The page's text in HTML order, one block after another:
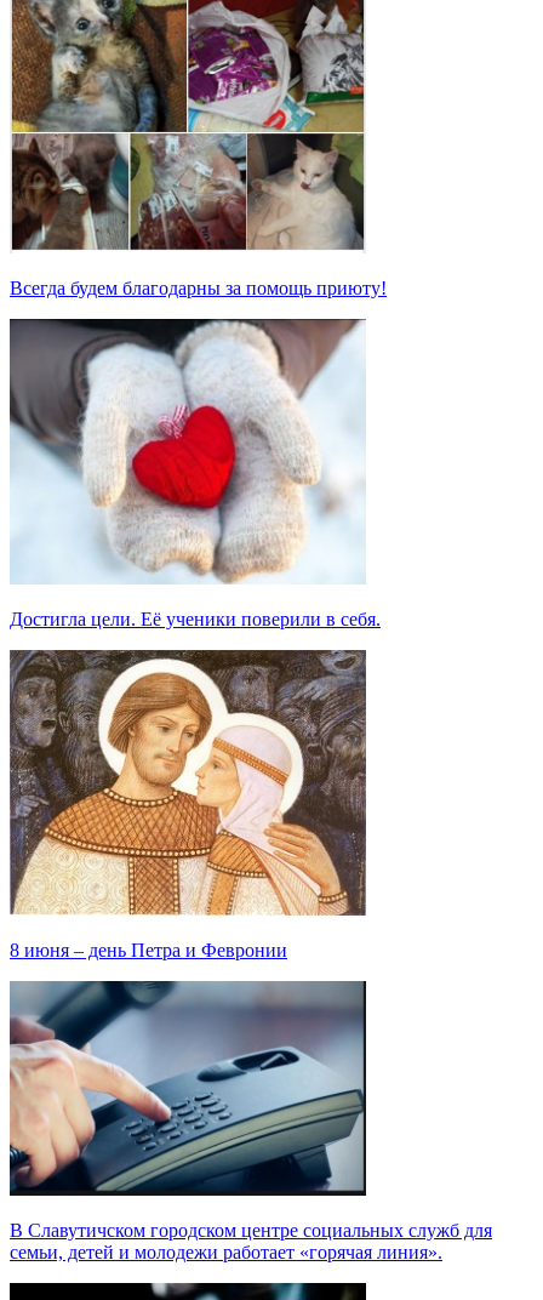
Всегда будем благодарны за помощь приюту!
Достигла цели. Её ученики поверили в себя.
8 июня – день Петра и Февронии
В Славутичском городском центре социальных служб для
семьи, детей и молодежи работает «горячая линия».